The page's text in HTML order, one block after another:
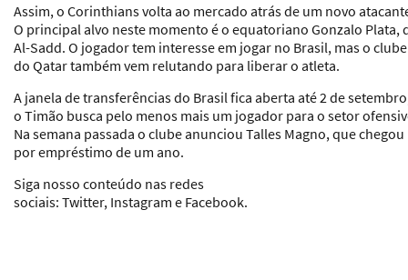
Assim, o Corinthians volta ao mercado atrás de um novo
O principal alvo neste momento é o equatoriano Gonzalo Plata,
Al-Sadd. O jogador tem interesse em jogar no Brasil, mas o clube
do Qatar também vem relutando para liberar o atleta.
A janela de transferências do Brasil fica aberta até 2 de
o Timão busca pelo menos mais um jogador para o setor
Na semana passada o clube anunciou Talles Magno, que chegou
por empréstimo de um ano.
Siga nosso conteúdo nas redes
sociais: Twitter, Instagram e Facebook.